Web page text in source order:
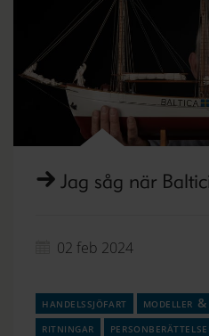
Jag såg när
02 feb 2024
handelssjöfart
modeller
ritningar